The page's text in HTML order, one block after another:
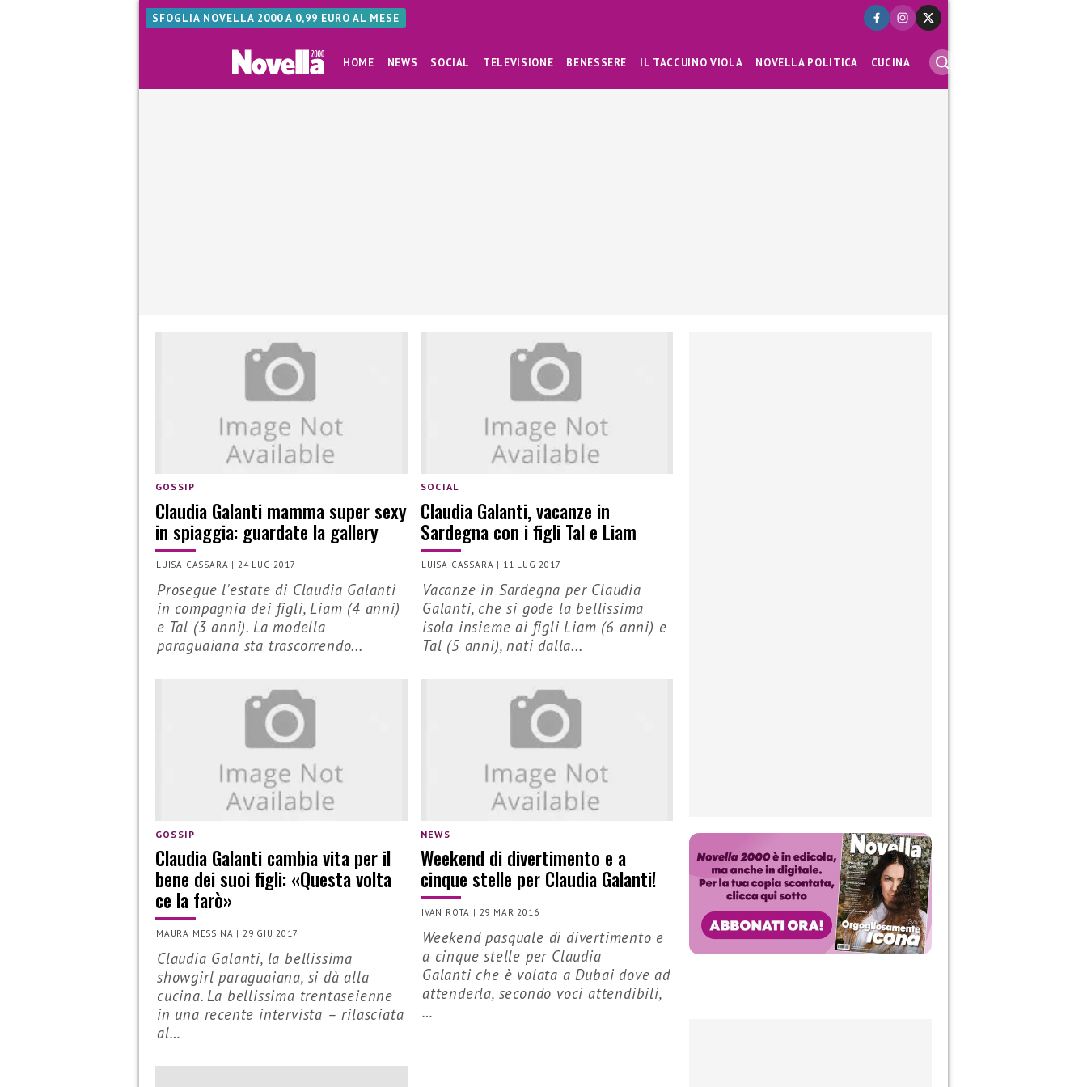
SFOGLIA NOVELLA 2000 A 0,99 EURO AL MESE
HOME NEWS SOCIAL TELEVISIONE BENESSERE IL TACCUINO VIOLA NOVELLA POLITICA CUCINA
GOSSIP
Claudia Galanti mamma super sexy
in spiaggia: guardate la gallery
LUISA CASSARÀ | 24 LUG 2017
Prosegue l'estate di Claudia Galanti
in compagnia dei figli, Liam (4 anni)
e Tal (3 anni). La modella
paraguaiana sta trascorrendo...
SOCIAL
Claudia Galanti, vacanze in
Sardegna con i figli Tal e Liam
LUISA CASSARÀ | 11 LUG 2017
Vacanze in Sardegna per Claudia
Galanti, che si gode la bellissima
isola insieme ai figli Liam (6 anni) e
Tal (5 anni), nati dalla...
GOSSIP
Claudia Galanti cambia vita per il
bene dei suoi figli: «Questa volta
ce la farò»
MAURA MESSINA | 29 GIU 2017
Claudia Galanti, la bellissima
showgirl paraguaiana, si dà alla
cucina. La bellissima trentaseienne
in una recente intervista – rilasciata
al…
NEWS
Weekend di divertimento e a
cinque stelle per Claudia Galanti!
IVAN ROTA | 29 MAR 2016
Weekend pasquale di divertimento e
a cinque stelle per Claudia
Galanti che è volata a Dubai dove ad
attenderla, secondo voci attendibili,
…